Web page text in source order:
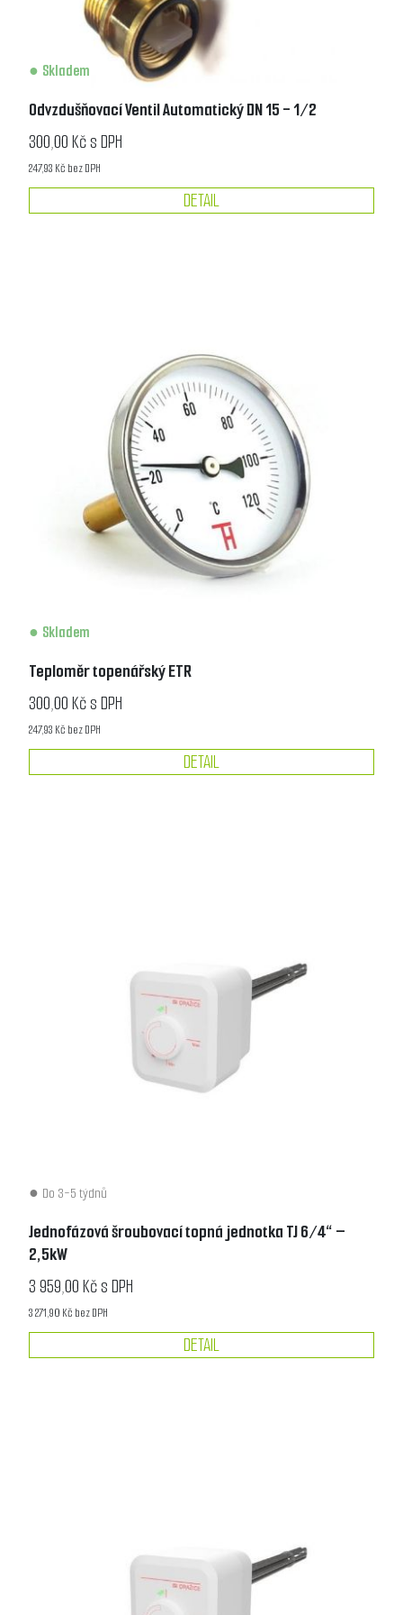
Skladem
Odvzdušňovací Ventil Automatický DN 15 - 1/2
300,00 Kč s DPH
247,93 Kč bez DPH
DETAIL
Skladem
Teploměr topenářský ETR
300,00 Kč s DPH
247,93 Kč bez DPH
DETAIL
Do 3-5 týdnů
Jednofázová šroubovací topná jednotka TJ 6/4“ –
2,5kW
3 959,00 Kč s DPH
3 271,90 Kč bez DPH
DETAIL